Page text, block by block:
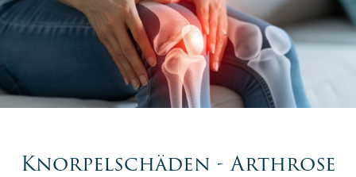
Knorpelschäden - Arthrose